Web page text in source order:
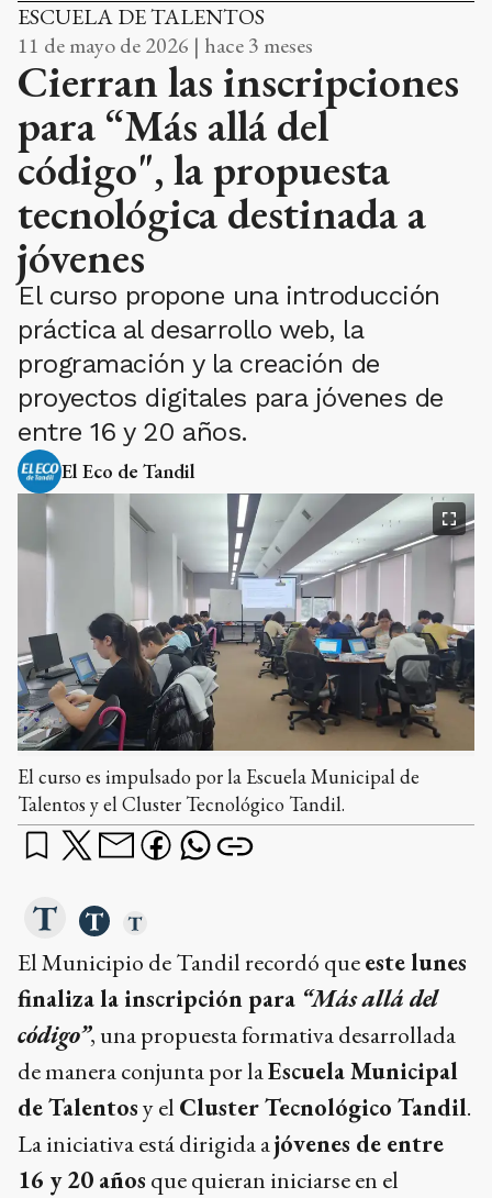
ESCUELA DE TALENTOS
11 de mayo de 2026 | hace 3 meses
Cierran las inscripciones
para “Más allá del
código", la propuesta
tecnológica destinada a
jóvenes
El curso propone una introducción
práctica al desarrollo web, la
programación y la creación de
proyectos digitales para jóvenes de
entre 16 y 20 años.
El Eco de Tandil
El curso es impulsado por la Escuela Municipal de
Talentos y el Cluster Tecnológico Tandil.
El Municipio de Tandil recordó queeste lunes
finaliza la inscripción para “Más allá del
código”, una propuesta formativa desarrollada
de manera conjunta por laEscuela Municipal
de Talentosy el Cluster Tecnológico Tandil.
La iniciativa está dirigida ajóvenes de entre
16 y 20 años que quieran iniciarse en el